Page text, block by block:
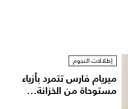
إطلالات النجوم
ميريام فارس تتمرد بأزياء
مستوحاة من الخزانة...